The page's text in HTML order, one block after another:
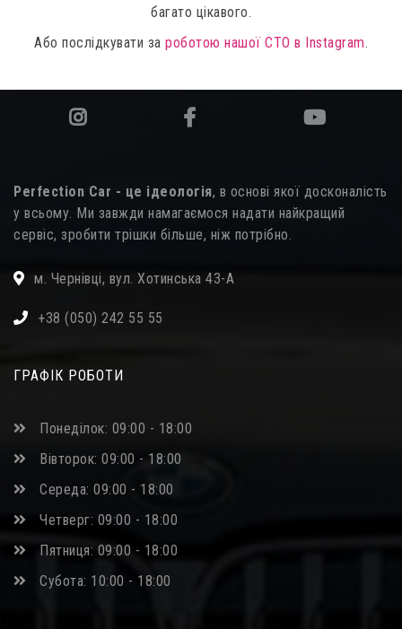
багато цікавого.
Або послідкувати за роботою нашої СТО в Instagram.
Perfection Car - це ідеологія, в основі якої досконалість
у всьому. Ми завжди намагаємося надати найкращий
сервіс, зробити трішки більше, ніж потрібно.
м. Чернівці, вул. Хотинська 43-А
+38 (050) 242 55 55
ГРАФІК РОБОТИ
Понеділок: 09:00 - 18:00
Вівторок: 09:00 - 18:00
Середа: 09:00 - 18:00
Четверг: 09:00 - 18:00
Пятниця: 09:00 - 18:00
Субота: 10:00 - 18:00